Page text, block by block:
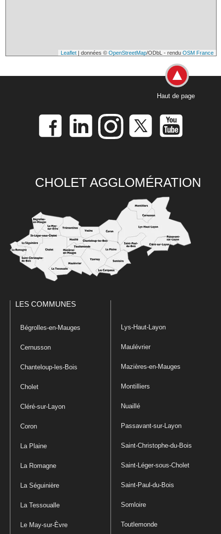
Leaflet| données © OpenStreetMap/ODbL - rendu OSM France
Haut de page
CHOLET AGGLOMÉRATION
LES COMMUNES
Bégrolles-en-Mauges
Cernusson
Chanteloup-les-Bois
Cholet
Cléré-sur-Layon
Coron
La Plaine
La Romagne
La Séguinière
La Tessoualle
Le May-sur-Èvre
Lys-Haut-Layon
Maulévrier
Mazières-en-Mauges
Montilliers
Nuaillé
Passavant-sur-Layon
Saint-Christophe-du-Bois
Saint-Léger-sous-Cholet
Saint-Paul-du-Bois
Somloire
Toutlemonde